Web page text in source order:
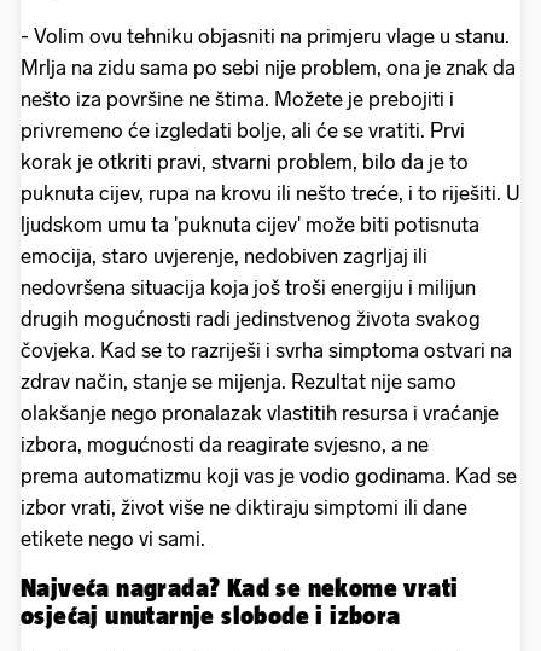
- Volim ovu tehniku objasniti na primjeru vlage u stanu.
Mrlja na zidu sama po sebi nije problem, ona je znak da
nešto iza površine ne štima. Možete je prebojiti i
privremeno će izgledati bolje, ali će se vratiti. Prvi
korak je otkriti pravi, stvarni problem, bilo da je to
puknuta cijev, rupa na krovu ili nešto treće, i to riješiti. U
ljudskom umu ta 'puknuta cijev' može biti potisnuta
emocija, staro uvjerenje, nedobiven zagrljaj ili
nedovršena situacija koja još troši energiju i milijun
drugih mogućnosti radi jedinstvenog života svakog
čovjeka. Kad se to razriješi i svrha simptoma ostvari na
zdrav način, stanje se mijenja. Rezultat nije samo
olakšanje nego pronalazak vlastitih resursa i vraćanje
izbora, mogućnosti da reagirate svjesno, a ne
prema automatizmu koji vas je vodio godinama. Kad se
izbor vrati, život više ne diktiraju simptomi ili dane
etikete nego vi sami.
Najveća nagrada? Kad se nekome vrati
osjećaj unutarnje slobode i izbora